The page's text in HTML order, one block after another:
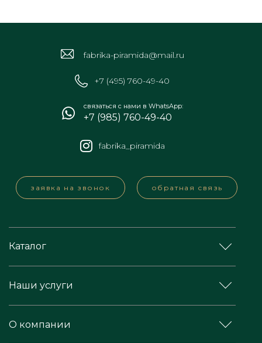
fabrika-piramida@mail.ru
+7 (495) 760-49-40
связаться с нами в WhatsApp:
+7 (985) 760-49-40
fabrika_piramida
заявка на звонок обратная связь
Каталог
Наши услуги
О компании